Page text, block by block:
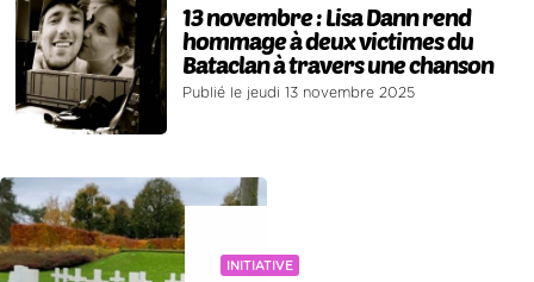
13 novembre : Lisa Dann rend
hommage à deux victimes du
Bataclan à travers une chanson
Publié le jeudi 13 novembre 2025
INITIATIVE